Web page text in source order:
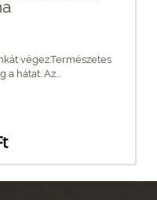
végez.Természetes
a hátat. Az...